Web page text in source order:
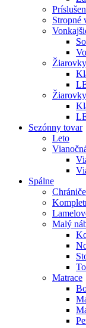
Stropné
Žiarovky
Sezónny tovar
Leto
Spálne
Malý
Matrace